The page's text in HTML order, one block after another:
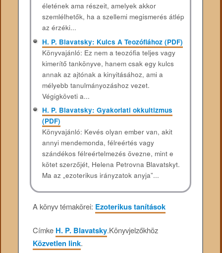
életének ama részeit, amelyek akkor
szemlélhetők, ha a szellemi megismerés átlép
az érzéki...
H. P. Blavatsky: Kulcs A Teozófiához (PDF)
Könyvajánló: Ez nem a teozófia teljes vagy
kimerítő tankönyve, hanem csak egy kulcs
annak az ajtónak a kinyitásához, ami a
mélyebb tanulmányozáshoz vezet.
Végigköveti a...
H. P. Blavatsky: Gyakorlati okkultizmus
(PDF)
Könyvajánló: Kevés olyan ember van, akit
annyi mendemonda, félreértés vagy
szándékos félreértelmezés övezne, mint e
kötet szerzőjét, Helena Petrovna Blavatskyt.
Ma az „ezoterikus irányzatok anyja”...
A könyv témakörei: Ezoterikus tanítások
Címke H. P. Blavatsky.Könyvjelzőkhöz
Közvetlen link.